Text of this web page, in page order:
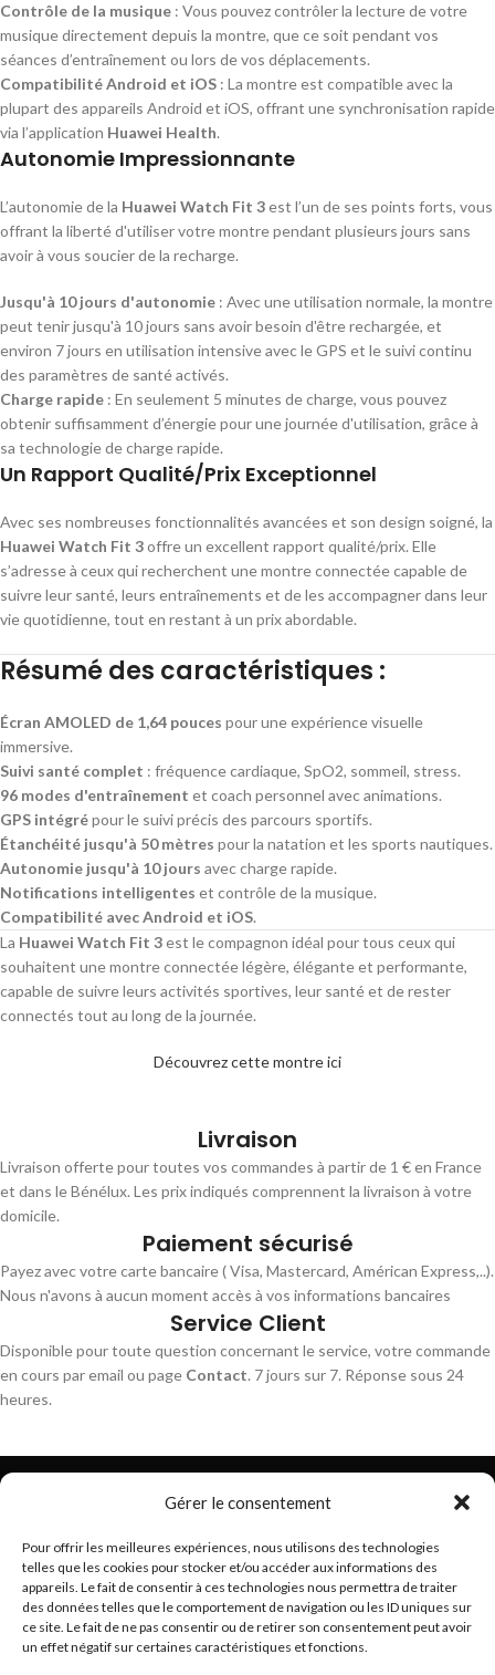
Gérer le consentement
Pour offrir les meilleures expériences, nous utilisons des technologies
telles que les cookies pour stocker et/ou accéder aux informations des
appareils. Le fait de consentir à ces technologies nous permettra de traiter
des données telles que le comportement de navigation ou les ID uniques sur
ce site. Le fait de ne pas consentir ou de retirer son consentement peut avoir
un effet négatif sur certaines caractéristiques et fonctions.
Contrôle de la musique : Vous pouvez contrôler la lecture de votre
musique directement depuis la montre, que ce soit pendant vos
séances d’entraînement ou lors de vos déplacements.
Compatibilité Android et iOS : La montre est compatible avec la
plupart des appareils Android et iOS, offrant une synchronisation rapide
via l’application Huawei Health.
Autonomie Impressionnante
L’autonomie de la Huawei Watch Fit 3est l’un de ses points forts, vous
offrant la liberté d'utiliser votre montre pendant plusieurs jours sans
avoir à vous soucier de la recharge.
Jusqu'à 10 jours d'autonomie : Avec une utilisation normale, la montre
peut tenir jusqu'à 10 jours sans avoir besoin d'être rechargée, et
environ 7 jours en utilisation intensive avec le GPS et le suivi continu
des paramètres de santé activés.
Charge rapide : En seulement 5 minutes de charge, vous pouvez
obtenir suffisamment d’énergie pour une journée d'utilisation, grâce à
sa technologie de charge rapide.
Un Rapport Qualité/Prix Exceptionnel
Avec ses nombreuses fonctionnalités avancées et son design soigné, la
Huawei Watch Fit 3offre un excellent rapport qualité/prix. Elle
s’adresse à ceux qui recherchent une montre connectée capable de
suivre leur santé, leurs entraînements et de les accompagner dans leur
vie quotidienne, tout en restant à un prix abordable.
Résumé des caractéristiques :
Écran AMOLED de 1,64 pouces pour une expérience visuelle
immersive.
Suivi santé complet : fréquence cardiaque, SpO2, sommeil, stress.
96 modes d'entraînement et coach personnel avec animations.
GPS intégrépour le suivi précis des parcours sportifs.
Étanchéité jusqu'à 50 mètres pour la natation et les sports nautiques.
Autonomie jusqu'à 10 jours avec charge rapide.
Notifications intelligentes et contrôle de la musique.
Compatibilité avec Android et iOS.
La Huawei Watch Fit 3est le compagnon idéal pour tous ceux qui
souhaitent une montre connectée légère, élégante et performante,
capable de suivre leurs activités sportives, leur santé et de rester
connectés tout au long de la journée.
Découvrez cette montre ici
Livraison
Livraison offerte pour toutes vos commandes à partir de 1 € en France
et dans le Bénélux. Les prix indiqués comprennent la livraison à votre
domicile.
Paiement sécurisé
Payez avec votre carte bancaire ( Visa, Mastercard, Américan Express,..).
Nous n'avons à aucun moment accès à vos informations bancaires
Service Client
Disponible pour toute question concernant le service, votre commande
en cours par email ou page Contact. 7 jours sur 7. Réponse sous 24
heures.
Trouvez les meilleurs bracelets de montres connectés
hello@braceletsmartwatch.com
BRACELETS DE MONTRES CONNECTÉES EN EUROPE